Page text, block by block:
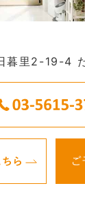
暮里2-19-4